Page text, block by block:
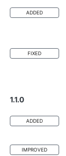
ADDED
FIXED
1.1.0
ADDED
IMPROVED